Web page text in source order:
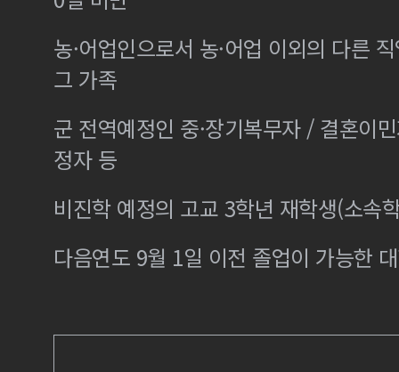
농·어업인으로서 농·어업 이외의 다른
그 가족
군 전역예정인 중·장기복무자 / 결혼이
정자 등
비진학 예정의 고교 3학년 재학생(소속
다음연도 9월 1일 이전 졸업이 가능한